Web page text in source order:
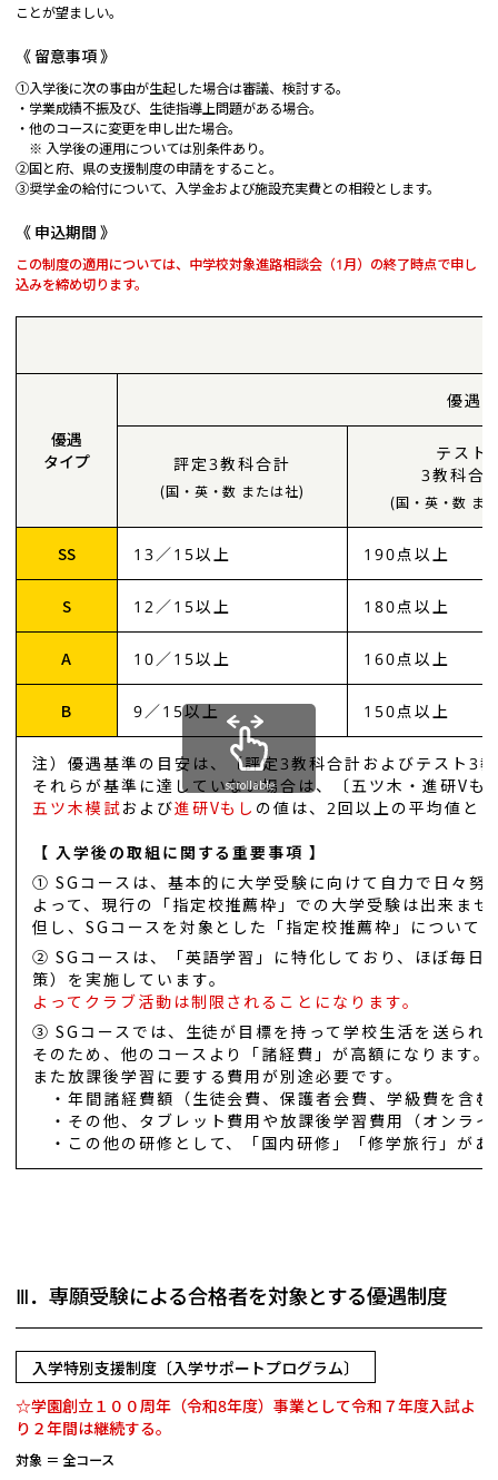
ことが望ましい。
《 留意事項 》
①入学後に次の事由が生起した場合は審議、検討する。
・学業成績不振及び、生徒指導上問題がある場合。
・他のコースに変更を申し出た場合。
※ 入学後の運用については別条件あり。
②国と府、県の支援制度の申請をすること。
③奨学金の給付について、入学金および施設充実費との相殺とします。
《 申込期間 》
この制度の適用については、中学校対象進路相談会（1月）の終了時点で申し
込みを締め切ります。
優遇
タイプ
優遇
評定3教科合計
(国・英・数 または社)
テスト
3教科合
(国・英・数 ま
SS 13／15以上 190点以上
S 12／15以上 180点以上
A 10／15以上 160点以上
B 9／15以上 150点以上
注）優遇基準の目安は、〔評定3教科合計およびテスト3
それらが基準に達していない場合は、〔五ツ木・進研V
五ツ木模試および進研Vもし の値は、2回以上の平均値と
【 入学後の取組に関する重要事項 】
① SGコースは、基本的に大学受験に向けて自力で日々努
よって、現行の「指定校推薦枠」での大学受験は出来ませ
但し、SGコースを対象とした「指定校推薦枠」について
② SGコースは、「英語学習」に特化しており、ほぼ毎
策）を実施しています。
よってクラブ活動は制限されることになります。
③ SGコースでは、生徒が目標を持って学校生活を送られ
そのため、他のコースより「諸経費」が高額になります。
また放課後学習に要する費用が別途必要です。
・年間諸経費額（生徒会費、保護者会費、学級費を含
・その他、タブレット費用や放課後学習費用（オンラ
・この他の研修として、「国内研修」「修学旅行」があ
scrollable
Ⅲ．専願受験による合格者を対象とする優遇制度
入学特別支援制度〔入学サポートプログラム〕
☆学園創立１００周年（令和8年度）事業として令和７年度入試よ
り２年間は継続する。
対象 ＝ 全コース